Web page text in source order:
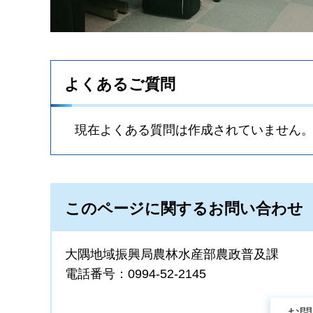
よくあるご質問
現在よくある質問は作成されていません。
このページに関するお問い合わせ
大隅地域振興局農林水産部農政普及課
電話番号：0994-52-2145